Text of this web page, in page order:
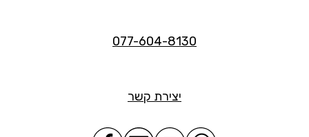
077-604-8130
יצירת קשר